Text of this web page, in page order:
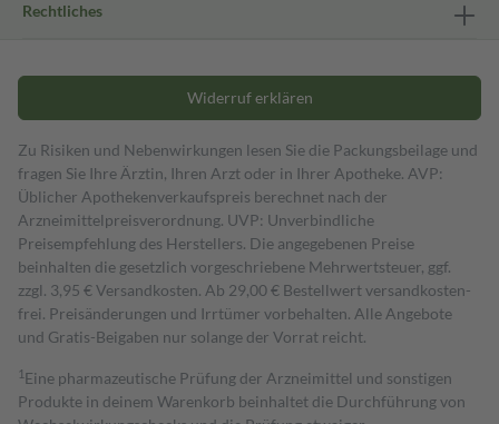
Rechtliches
Widerruf erklären
Zu Risiken und Nebenwirkungen lesen Sie die Packungsbeilage und
fragen Sie Ihre Ärztin, Ihren Arzt oder in Ihrer Apotheke. AVP:
Üblicher Apothekenverkaufspreis berechnet nach der
Arzneimittelpreisverordnung. UVP: Unverbindliche
Preisempfehlung des Herstellers. Die angegebenen Preise
beinhalten die gesetzlich vorgeschriebene Mehrwertsteuer, ggf.
zzgl. 3,95 € Versandkosten. Ab 29,00 € Bestell­wert versand­kosten­
frei. Preisänderungen und Irrtümer vorbehalten. Alle Angebote
und Gratis-Beigaben nur solange der Vorrat reicht.
1 Eine pharmazeutische Prüfung der Arzneimittel und sonstigen
Produkte in deinem Warenkorb beinhaltet die Durchführung von